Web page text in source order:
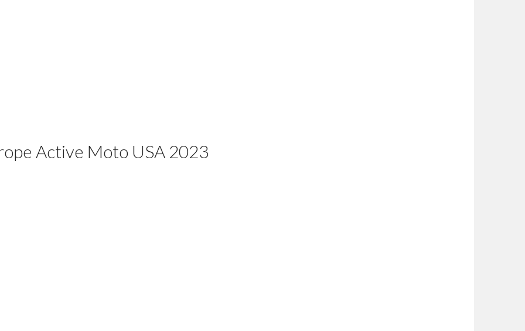
Active Moto USA 2023